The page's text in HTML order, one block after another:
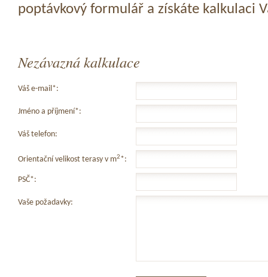
poptávkový formulář a získáte kalkulaci
Nezávazná kalkulace
Váš e-mail*:
Jméno a příjmení*:
Váš telefon:
Orientační velikost terasy v m2*:
PSČ*:
Vaše požadavky: